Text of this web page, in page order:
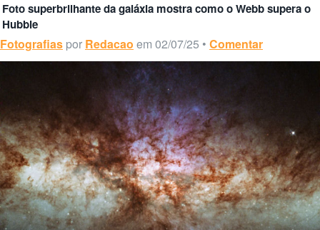
Foto superbrilhante da galáxia mostra como o Webb supera o
Hubble
Fotografias por Redacao em 02/07/25 • Comentar